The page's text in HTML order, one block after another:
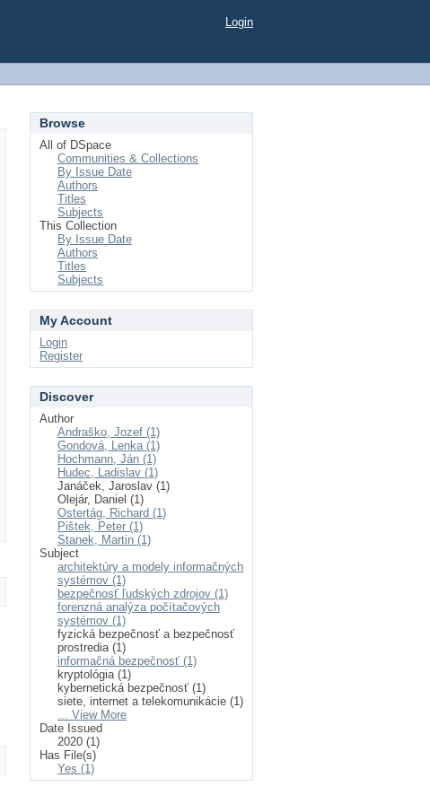
Login
Browse
All of DSpace
Communities & Collections
By Issue Date
Authors
Titles
Subjects
This Collection
By Issue Date
Authors
Titles
Subjects
My Account
Login
Register
Discover
Author
Andraško, Jozef (1)
Gondová, Lenka (1)
Hochmann, Ján (1)
Hudec, Ladislav (1)
Janáček, Jaroslav (1)
Olejár, Daniel (1)
Ostertág, Richard (1)
Pištek, Peter (1)
Stanek, Martin (1)
Subject
architektúry a modely informačných
systémov (1)
bezpečnosť ľudských zdrojov (1)
forenzná analýza počítačových
systémov (1)
fyzická bezpečnosť a bezpečnosť
prostredia (1)
informačná bezpečnosť (1)
kryptológia (1)
kybernetická bezpečnosť (1)
siete, internet a telekomunikácie (1)
... View More
Date Issued
2020 (1)
Has File(s)
Yes (1)